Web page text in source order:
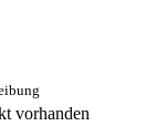
vorhanden